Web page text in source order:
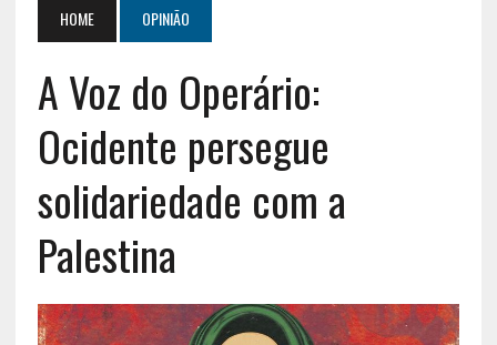
HOME OPINIÃO
A Voz do Operário:
Ocidente persegue
solidariedade com a
Palestina